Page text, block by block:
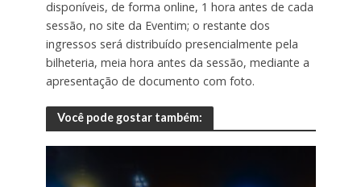
disponíveis, de forma online, 1 hora antes de cada
sessão, no site da Eventim; o restante dos
ingressos será distribuído presencialmente pela
bilheteria, meia hora antes da sessão, mediante a
apresentação de documento com foto.
Você pode gostar também: